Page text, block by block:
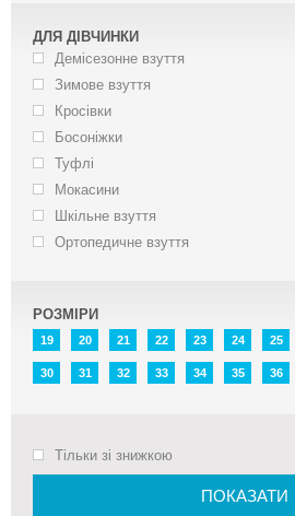
ДЛЯ ДІВЧИНКИ
Демісезонне взуття
Зимове взуття
Кросівки
Босоніжки
Туфлі
Мокасини
Шкільне взуття
Ортопедичне взуття
РОЗМІРИ
19 20 21 22 23 24 25
30 31 32 33 34 35 36
Тільки зі знижкою
ПОКАЗАТИ